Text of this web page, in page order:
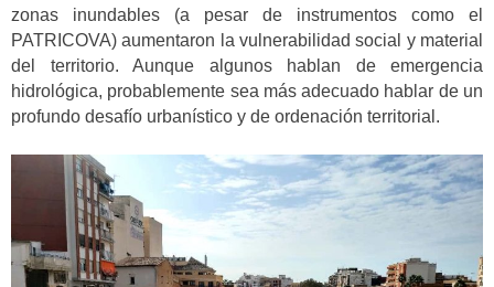
zonas inundables (a pesar de instrumentos como el
PATRICOVA) aumentaron la vulnerabilidad social y material
del territorio. Aunque algunos hablan de emergencia
hidrológica, probablemente sea más adecuado hablar de un
profundo desafío urbanístico y de ordenación territorial.